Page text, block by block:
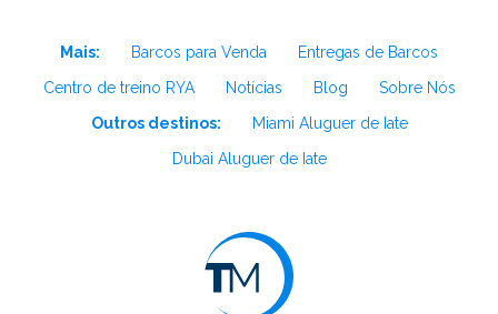
Mais: Barcos para Venda
Entregas de Barcos
Centro de treino RYA
Notícias Blog
Sobre Nós
Outros destinos:
Miami Aluguer de Iate
Dubai Aluguer de Iate